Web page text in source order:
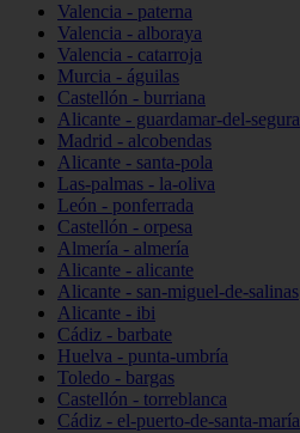
Valencia - paterna
Valencia - alboraya
Valencia - catarroja
Murcia - águilas
Castellón - burriana
Alicante - guardamar-del-segura
Madrid - alcobendas
Alicante - santa-pola
Las-palmas - la-oliva
León - ponferrada
Castellón - orpesa
Almería - almería
Alicante - alicante
Alicante - san-miguel-de-salinas
Alicante - ibi
Cádiz - barbate
Huelva - punta-umbría
Toledo - bargas
Castellón - torreblanca
Cádiz - el-puerto-de-santa-maría